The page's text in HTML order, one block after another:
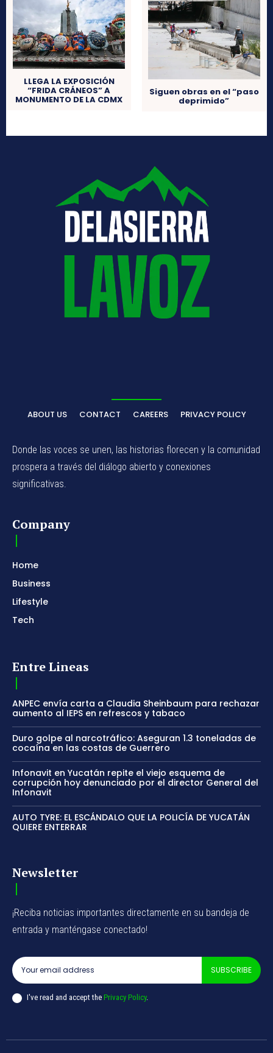
LLEGA LA EXPOSICIÓN
“FRIDA CRÁNEOS” A
MONUMENTO DE LA CDMX
Siguen obras en el “paso
deprimido”
ABOUT US CONTACT CAREERS PRIVACY POLICY
Donde las voces se unen, las historias florecen y la comunidad
prospera a través del diálogo abierto y conexiones
significativas.
Company
Home
Business
Lifestyle
Tech
Entre Lineas
ANPEC envía carta a Claudia Sheinbaum para rechazar
aumento al IEPS en refrescos y tabaco
Duro golpe al narcotráfico: Aseguran 1.3 toneladas de
cocaína en las costas de Guerrero
Infonavit en Yucatán repite el viejo esquema de
corrupción hoy denunciado por el director General del
Infonavit
AUTO TYRE: EL ESCÁNDALO QUE LA POLICÍA DE YUCATÁN
QUIERE ENTERRAR
Newsletter
¡Reciba noticias importantes directamente en su bandeja de
entrada y manténgase conectado!
SUBSCRIBE
I've read and accept the Privacy Policy.